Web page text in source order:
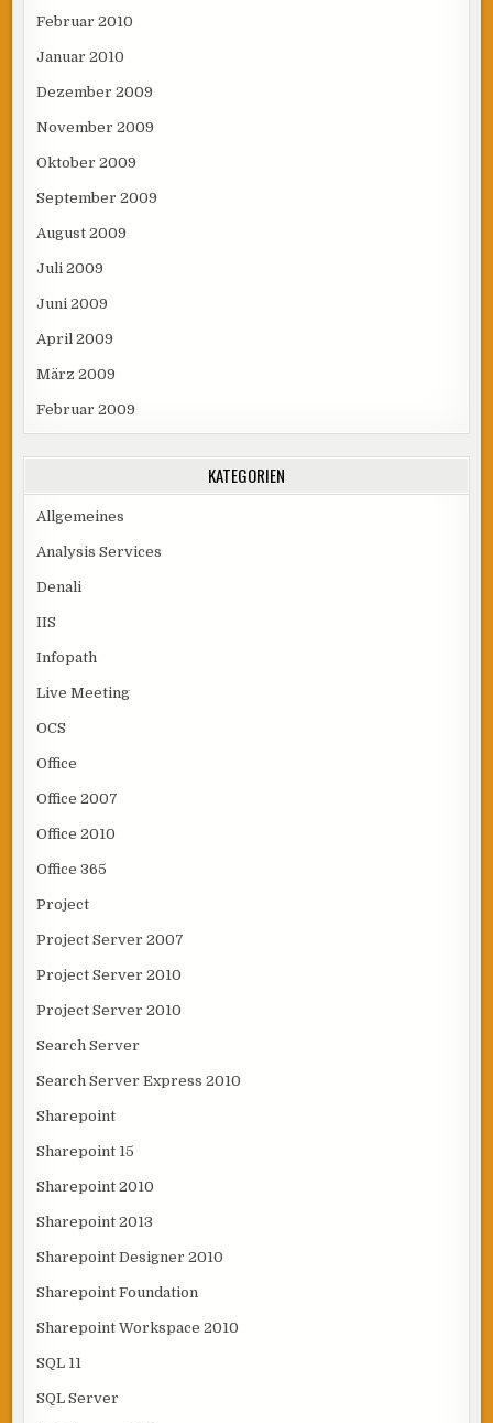
Februar 2010
Januar 2010
Dezember 2009
November 2009
Oktober 2009
September 2009
August 2009
Juli 2009
Juni 2009
April 2009
März 2009
Februar 2009
KATEGORIEN
Allgemeines
Analysis Services
Denali
IIS
Infopath
Live Meeting
OCS
Office
Office 2007
Office 2010
Office 365
Project
Project Server 2007
Project Server 2010
Project Server 2010
Search Server
Search Server Express 2010
Sharepoint
Sharepoint 15
Sharepoint 2010
Sharepoint 2013
Sharepoint Designer 2010
Sharepoint Foundation
Sharepoint Workspace 2010
SQL 11
SQL Server